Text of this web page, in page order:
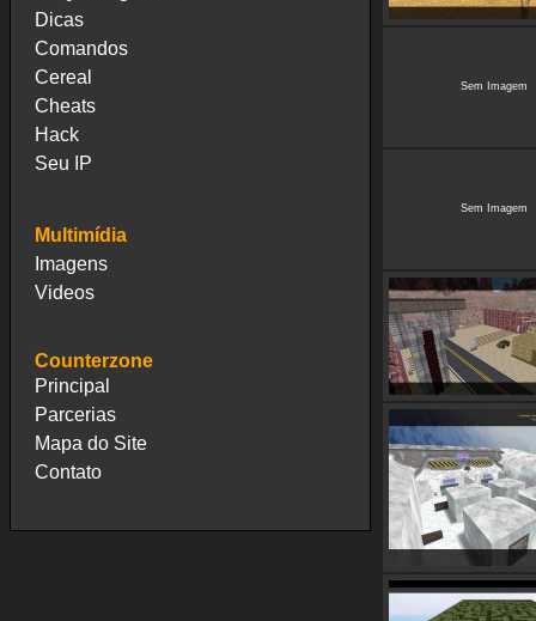
Dicas
Comandos
Cereal
Cheats
Hack
Seu IP
Multimídia
Imagens
Videos
Counterzone
Principal
Parcerias
Mapa do Site
Contato
Sem Imagem
Sem Imagem